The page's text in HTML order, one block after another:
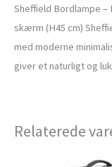
Sheffield Bordlampe
skærm (H45 cm)
med moderne
giver et naturligt og
Relaterede